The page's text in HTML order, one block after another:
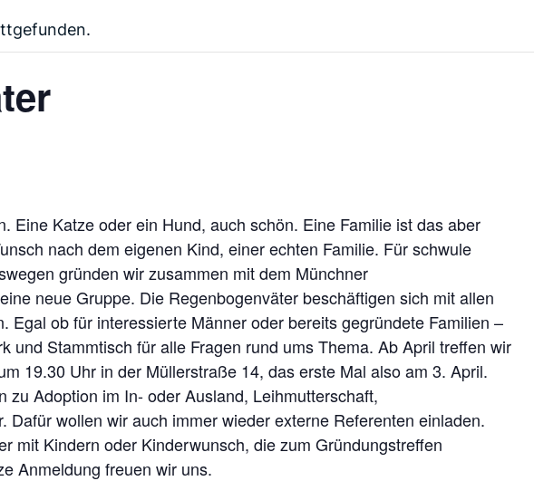
Eine Katze oder ein Hund, auch schön. Eine Familie ist das aber
nach dem eigenen Kind, einer echten Familie. Für schwule
gründen wir zusammen mit dem Münchner
neue Gruppe. Die Regenbogenväter beschäftigen sich mit allen
Egal ob für interessierte Männer oder bereits gegründete Familien –
und Stammtisch für alle Fragen rund ums Thema. Ab April treffen wir
19.30 Uhr in der Müllerstraße 14, das erste Mal also am 3. April.
zu Adoption im In- oder Ausland, Leihmutterschaft,
Dafür wollen wir auch immer wieder externe Referenten einladen.
mit Kindern oder Kinderwunsch, die zum Gründungstreffen
Anmeldung freuen wir uns.